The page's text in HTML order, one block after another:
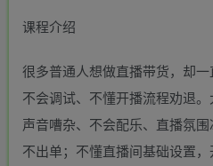
课程介绍
很多普通人想做直播带货，却一
不会调试、不懂开播流程劝退。
声音嘈杂、不会配乐、直播氛围
不出单；不懂直播间基础设置，